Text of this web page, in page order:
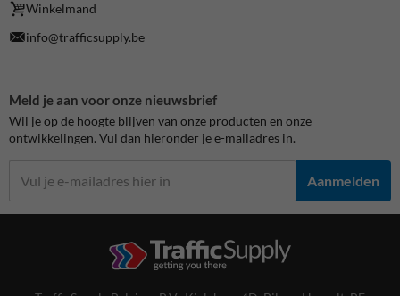
Winkelmand
info@trafficsupply.be
Meld je aan voor onze nieuwsbrief
Wil je op de hoogte blijven van onze producten en onze
ontwikkelingen. Vul dan hieronder je e-mailadres in.
Aanmelden